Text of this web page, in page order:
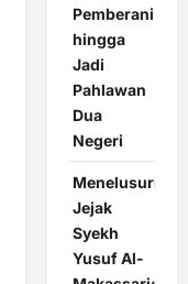
Pemberani
hingga
Jadi
Pahlawan
Dua
Negeri
Menelusuri
Jejak
Syekh
Yusuf Al-